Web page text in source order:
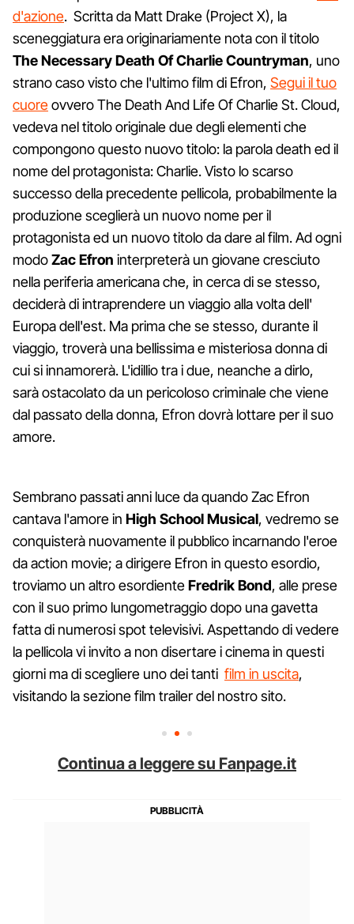
d'azione. Scritta da Matt Drake (Project X), la
sceneggiatura era originariamente nota con il titolo
The Necessary Death Of Charlie Countryman, uno
strano caso visto che l'ultimo film di Efron, Segui il tuo
cuoreovvero The Death And Life Of Charlie St. Cloud,
vedeva nel titolo originale due degli elementi che
compongono questo nuovo titolo: la parola death ed il
nome del protagonista: Charlie. Visto lo scarso
successo della precedente pellicola, probabilmente la
produzione sceglierà un nuovo nome per il
protagonista ed un nuovo titolo da dare al film. Ad ogni
modoZac Efron interpreterà un giovane cresciuto
nella periferia americana che, in cerca di se stesso,
deciderà di intraprendere un viaggio alla volta dell'
Europa dell'est. Ma prima che se stesso, durante il
viaggio, troverà una bellissima e misteriosa donna di
cui si innamorerà. L'idillio tra i due, neanche a dirlo,
sarà ostacolato da un pericoloso criminale che viene
dal passato della donna, Efron dovrà lottare per il suo
amore.
Sembrano passati anni luce da quando Zac Efron
cantava l'amore in High School Musical, vedremo se
conquisterà nuovamente il pubblico incarnando l'eroe
da action movie; a dirigere Efron in questo esordio,
troviamo un altro esordienteFredrik Bond, alle prese
con il suo primo lungometraggio dopo una gavetta
fatta di numerosi spot televisivi. Aspettando di vedere
la pellicola vi invito a non disertare i cinema in questi
giorni ma di scegliere uno dei tanti film in uscita,
visitando la sezione film trailer del nostro sito.
Continua a leggere su Fanpage.it